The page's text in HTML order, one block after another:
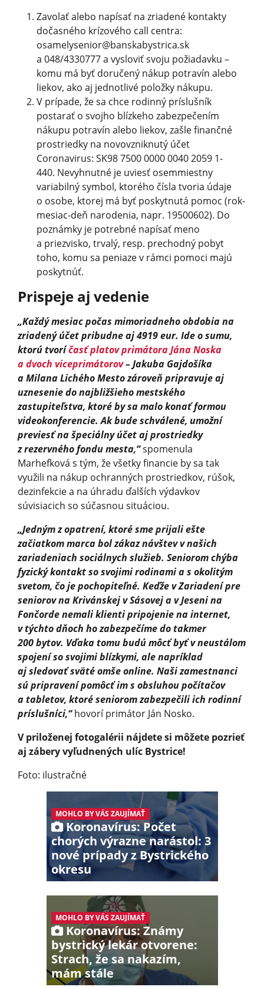
Zavolať alebo napísať na zriadené kontakty
dočasného krízového call centra:
osamelysenior@banskabystrica.sk
a 048/4330777 a vysloviť svoju požiadavku –
komu má byť doručený nákup potravín alebo
liekov, ako aj jednotlivé položky nákupu.
V prípade, že sa chce rodinný príslušník
postarať o svojho blízkeho zabezpečením
nákupu potravín alebo liekov, zašle finančné
prostriedky na novovzniknutý účet
Coronavirus: SK98 7500 000­0 0040 2059 1­
440. Nevyhnut­né je uviesť osemmiestny
variabilný symbol, ktorého čísla tvoria údaje
o osobe, ktorej má byť poskytnutá pomoc (rok-
mesiac-deň narodenia, napr. 19500602). Do
poznámky je potrebné napísať meno
a priezvisko, trvalý, resp. prechodný pobyt
toho, komu sa peniaze v rámci pomoci majú
poskytnúť.
Prispeje aj vedenie
„Každý mesiac počas mimoriadneho obdobia na
zriadený účet pribudne aj 4919 eur. Ide o sumu,
ktorú tvoríčasť platov primátora Jána Noska
a dvoch viceprimátorov– Jakuba Gajdošíka
a Milana Lichého Mesto zároveň pripravuje aj
uznesenie do najbližšieho mestského
zastupiteľstva, ktoré by sa malo konať formou
videokonferencie. Ak bude schválené, umožní
previesť na špeciálny účet aj prostriedky
z rezervného fondu mesta,“spomenula
Marhefková s tým, že všetky financie by sa tak
využili na nákup ochranných prostriedkov, rúšok,
dezinfekcie a na úhradu ďalších výdavkov
súvisiacich so súčasnou situáciou.
„Jedným z opatrení, ktoré sme prijali ešte
začiatkom marca bol zákaz návštev v našich
zariadeniach sociálnych služieb. Seniorom chýba
fyzický kontakt so svojimi rodinami a s okolitým
svetom, čo je pochopiteľné. Keďže v Zariadení pre
seniorov na Krivánskej v Sásovej a v Jeseni na
Fončorde nemali klienti pripojenie na internet,
v týchto dňoch ho zabezpečíme do takmer
200 bytov. Vďaka tomu budú môcť byť v neustálom
spojení so svojimi blízkymi, ale napríklad
aj sledovať sväté omše online. Naši zamestnanci
sú pripravení pomôcť im s obsluhou počítačov
a tabletov, ktoré seniorom zabezpečili ich rodinní
príslušníci,“hovorí primátor Ján Nosko.
V priloženej fotogalérii nájdete si môžete pozrieť
aj zábery vyľudnených ulíc Bystrice!
Foto: ilustračné
MOHLO BY VÁS ZAUJÍMAŤ
Koronavírus: Počet
chorých výrazne narástol: 3
nové prípady z Bystrického
okresu
MOHLO BY VÁS ZAUJÍMAŤ
Koronavírus: Známy
bystrický lekár otvorene:
Strach, že sa nakazím,
mám stále